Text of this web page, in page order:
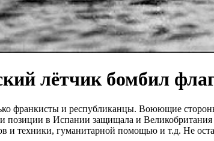
лётчик бомбил
франкисты и республиканцы. Воюющие
в Испании защищала и
техники, гуманитарной помощью и т.д. Не